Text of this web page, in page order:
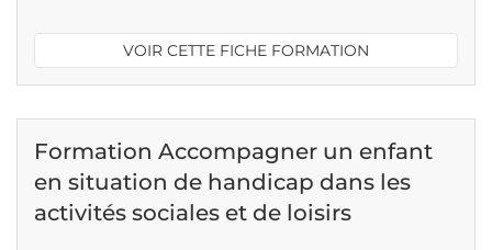
VOIR CETTE FICHE FORMATION
Formation Accompagner un enfant
en situation de handicap dans les
activités sociales et de loisirs